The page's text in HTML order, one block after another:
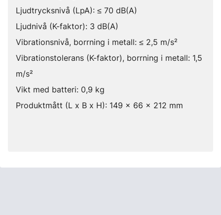
Ljudtrycksnivå (LpA): ≤ 70 dB(A)
Ljudnivå (K-faktor): 3 dB(A)
Vibrationsnivå, borrning i metall: ≤ 2,5 m/s²
Vibrationstolerans (K-faktor), borrning i metall: 1,5
m/s²
Vikt med batteri: 0,9 kg
Produktmått (L x B x H): 149 x 66 x 212 mm